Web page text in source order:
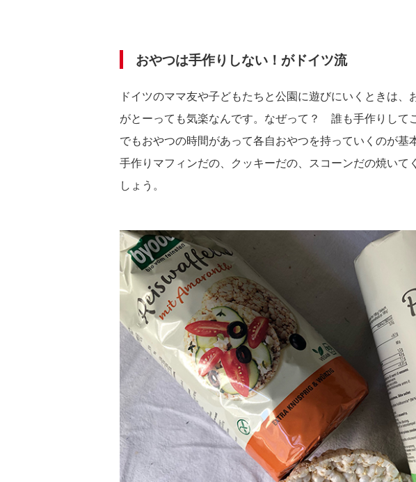
おやつは手作りしない！がドイツ流
ドイツのママ友や子どもたちと公園に遊びにいくときは
がとーっても気楽なんです。なぜって？ 誰も手作りして
でもおやつの時間があって各自おやつを持っていくのが基
手作りマフィンだの、クッキーだの、スコーンだの焼いて
しょう。